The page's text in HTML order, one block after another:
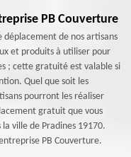
PB Couverture
de nos artisans
et produits à utiliser pour
; cette gratuité est valable si
Quel que soit les
pourront les réaliser
gratuit que vous
ville de Pradines 19170.
PB Couverture.